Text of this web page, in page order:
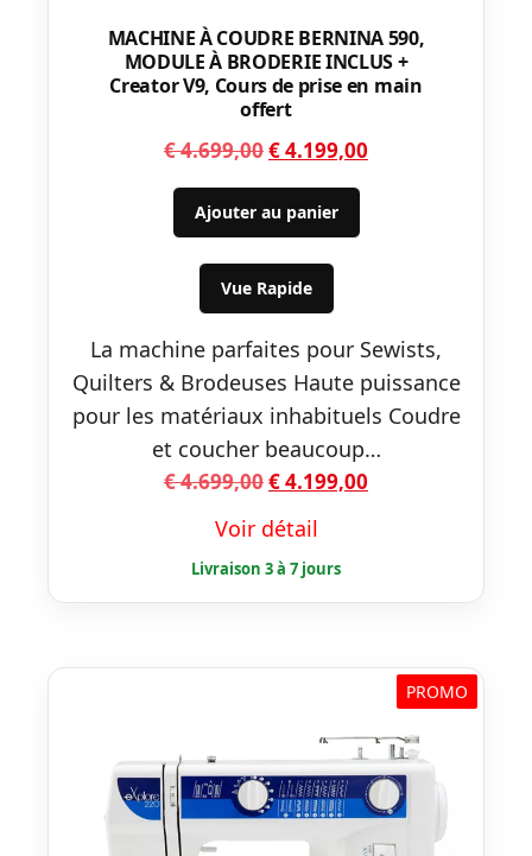
MACHINE À COUDRE BERNINA 590,
MODULE À BRODERIE INCLUS +
Creator V9, Cours de prise en main
offert
€4.699,00Le
prix
initial
était :
€ 4.699,00.
€4.199,00
Ajouter au panier
Vue Rapide
La machine parfaites pour Sewists,
Quilters & Brodeuses Haute puissance
pour les matériaux inhabituels Coudre
et coucher beaucoup…
€4.699,00Le
initial
était :
€ 4.699,00.
€4.199,00
€ 4.199,00.
Voir détail
PROMO